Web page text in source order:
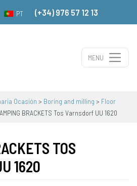
PT (+34) 976 57 12 13
MENU
Ocasión > Boring and milling > Floor
BRACKETS Tos Varnsdorf UU 1620
TOS
1620